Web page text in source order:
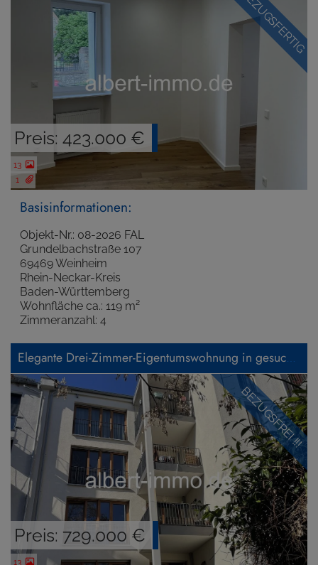
1
13
BEZUGSFERTIG
Basisinformationen:
Objekt-Nr.: 08-2026 FAL
Grundelbachstraße 107
69469 Weinheim
Rhein-Neckar-Kreis
Baden-Württemberg
Preis: 423.000 €
Wohnfläche ca.: 119 m²
Zimmeranzahl: 4
13
BEZUGSFREI !!!
Preis: 729.000 €